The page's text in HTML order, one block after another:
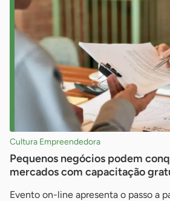
Cultura Empreendedora
Pequenos negócios podem
mercados com capacitação
Evento on-line apresenta o passo a